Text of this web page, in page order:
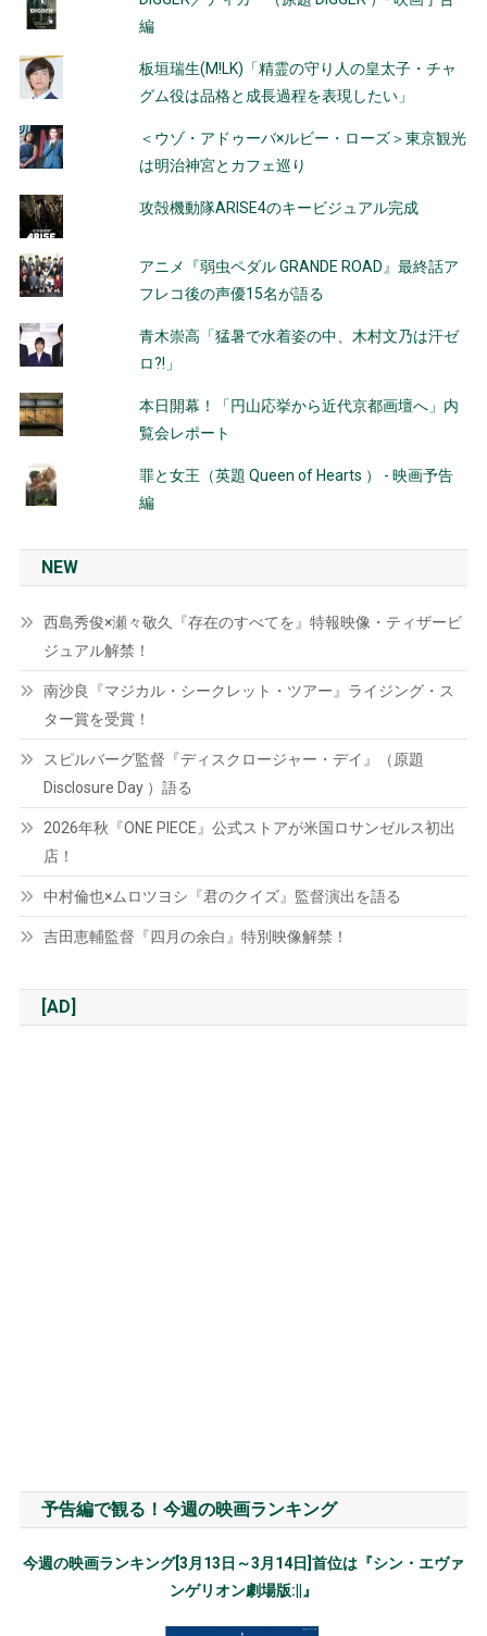
編
板垣瑞生(M!LK)「精霊の守り人の皇太子・チャ
グム役は品格と成長過程を表現したい」
＜ウゾ・アドゥーバ×ルビー・ローズ＞東京観光
は明治神宮とカフェ巡り
攻殻機動隊ARISE4のキービジュアル完成
アニメ『弱虫ペダル GRANDE ROAD』最終話ア
フレコ後の声優15名が語る
青木崇高「猛暑で水着姿の中、木村文乃は汗ゼ
ロ?!」
本日開幕！「円山応挙から近代京都画壇へ」内
覧会レポート
罪と女王（英題 Queen of Hearts ） - 映画予告
編
NEW
西島秀俊×瀬々敬久『存在のすべてを』特報映像・ティザービ
ジュアル解禁！
南沙良『マジカル・シークレット・ツアー』ライジング・ス
ター賞を受賞！
スピルバーグ監督『ディスクロージャー・デイ』（原題
Disclosure Day ）語る
2026年秋『ONE PIECE』公式ストアが米国ロサンゼルス初出
店！
中村倫也×ムロツヨシ『君のクイズ』監督演出を語る
吉田恵輔監督『四月の余白』特別映像解禁！
[AD]
予告編で観る！今週の映画ランキング
今週の映画ランキング[3月13日～3月14日]首位は『シン・エヴァ
ンゲリオン劇場版:||』